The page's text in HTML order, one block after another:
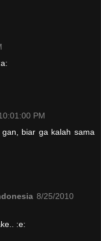
PM
biar ga kalah sama
8/25/2010
:e: